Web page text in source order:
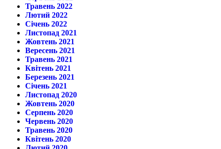
Травень 2022
Лютий 2022
Січень 2022
Листопад 2021
Жовтень 2021
Вересень 2021
Травень 2021
Квітень 2021
Березень 2021
Січень 2021
Листопад 2020
Жовтень 2020
Серпень 2020
Червень 2020
Травень 2020
Квітень 2020